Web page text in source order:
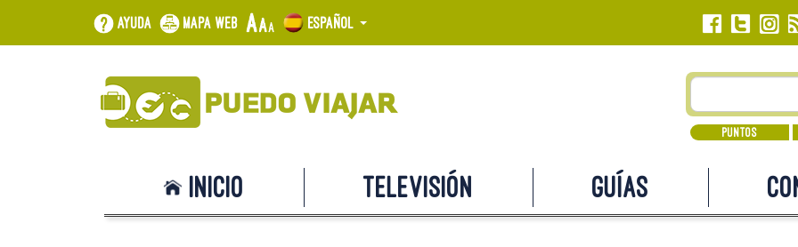
Ayuda Mapa web Español
Puntos
Inicio Televisión Guías